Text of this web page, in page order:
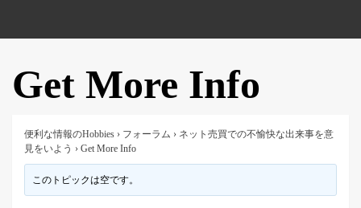
Get More Info
便利な情報のHobbies › フォーラム › ネット売買での不愉快な出来事を意
見をいよう › Get More Info
このトピックは空です。